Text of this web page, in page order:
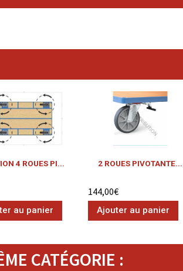
4 ROUES PI...
au panier
2 ROUES PIVOTANTE...
144,00€
Ajouter au panier
CATÉGORIE :